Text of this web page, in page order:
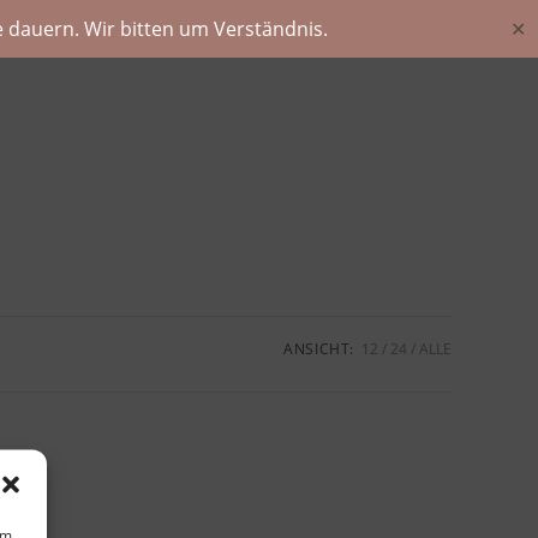
dauern. Wir bitten um Verständnis. ✕
ANSICHT: 12 24 ALLE